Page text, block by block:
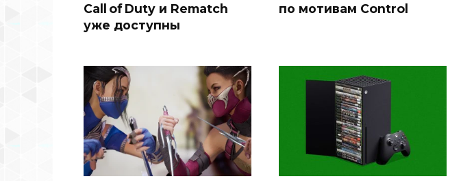
Call of Duty и Rematch
уже доступны
по мотивам Control